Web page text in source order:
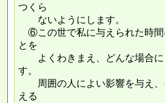
つくら
ないようにします。
⑥この世で私に与えられた時間
とを
よくわきまえ、どんな場合に
す。
周囲の人によい影響を与え、
える